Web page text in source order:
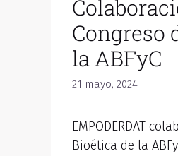
Congreso
la ABFyC
21 mayo, 2024
EMPODERDAT
Bioética de la